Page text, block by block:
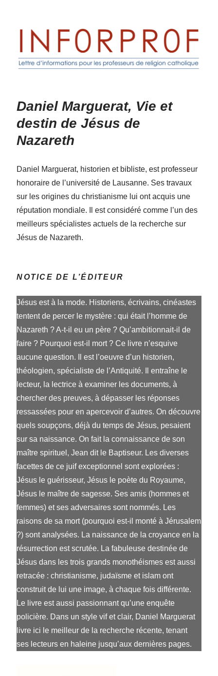
Inforprof
Daniel Marguerat, Vie et
destin de Jésus de
Nazareth
Daniel Marguerat, historien et bibliste, est professeur
honoraire de l’université de Lausanne. Ses travaux
sur les origines du christianisme lui ont acquis une
réputation mondiale. Il est considéré comme l’un des
meilleurs spécialistes actuels de la recherche sur
Jésus de Nazareth.
NOTICE DE L’ÉDITEUR
Jésus est à la mode. Historiens, écrivains, cinéastes
tentent de percer le mystère : qui était l’homme de
Nazareth ? A-t-il eu un père ? Qu’ambitionnait-il de
faire ? Pourquoi est-il mort ? Ce livre n’esquive
aucune question. Il est l’oeuvre d’un historien,
théologien, spécialiste de l’Antiquité. Il entraîne le
lecteur, la lectrice à examiner les documents, à
chercher des preuves, à dépasser les réponses
ressassées pour en apercevoir d’autres. On découvre
quels soupçons, déjà du temps de Jésus, pesaient
sur sa naissance. On fait la connaissance de son
maître spirituel, Jean dit le Baptiseur. Les diverses
facettes de ce juif exceptionnel sont explorées :
Jésus le guérisseur, Jésus le poète du Royaume,
Jésus le maître de sagesse. Ses amis (hommes et
femmes) et ses adversaires sont nommés. Les
raisons de sa mort (pourquoi est-il monté à Jérusalem
?) sont analysées. La naissance de la croyance en la
résurrection est scrutée. La fabuleuse destinée de
Jésus dans les trois grands monothéismes est aussi
retracée : christianisme, judaïsme et islam ont
construit de lui une image, à chaque fois différente.
Le livre est aussi passionnant qu’une enquête
policière. Dans un style vif et clair, Daniel Marguerat
livre ici le meilleur de la recherche récente, tenant
ses lecteurs en haleine jusqu’aux dernières pages.